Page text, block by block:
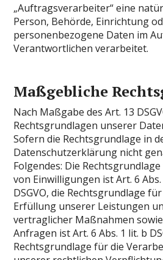
„Auftragsverarbeiter“ eine
Person, Behörde, Einrichtung
personenbezogene Daten im
Verantwortlichen verarbeitet.
Maßgebliche
Nach Maßgabe des Art. 13
Rechtsgrundlagen unserer
Sofern die Rechtsgrundlage in
Datenschutzerklärung nicht
Folgendes: Die
von Einwilligungen ist Art. 6
DSGVO, die Rechtsgrundlage
Erfüllung unserer Leistungen
vertraglicher Maßnahmen
Anfragen ist Art. 6 Abs. 1 lit. b
Rechtsgrundlage für die